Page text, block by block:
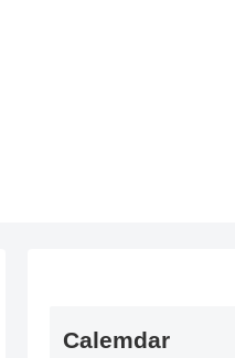
Calemdar